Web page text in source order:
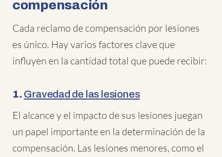
compensación
Cada reclamo de compensación por lesiones
es único. Hay varios factores clave que
influyen en la cantidad total que puede recibir:
1. Gravedad de las lesiones
El alcance y el impacto de sus lesiones juegan
un papel importante en la determinación de la
compensación. Las lesiones menores, como el